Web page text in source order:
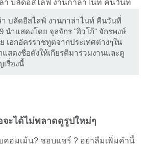
า บลัดอีสไลฟ์ งานกาล่าไนท์ คืนวันที่
นำแสดงโดย จุลจักร "ฮิวโก้" จักรพงษ์
เอกอัครราชทูตจากประเทศต่างๆใน
สดงชื่อดังให้เกียรติมาร่วมงานและดู
เรื่องนี้
ะได้ไม่พลาดดูรูปใหม่ๆ
คอมเม้น? ชอบแชร์ ? อย่าลืมเพิ่มคำนี้